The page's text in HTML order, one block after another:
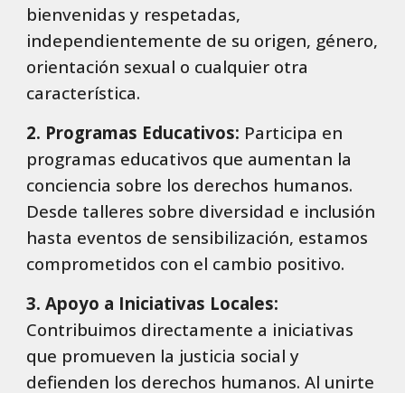
bienvenidas y respetadas,
independientemente de su origen, género,
orientación sexual o cualquier otra
característica.
2. Programas Educativos: Participa en
programas educativos que aumentan la
conciencia sobre los derechos humanos.
Desde talleres sobre diversidad e inclusión
hasta eventos de sensibilización, estamos
comprometidos con el cambio positivo.
3. Apoyo a Iniciativas Locales:
Contribuimos directamente a iniciativas
que promueven la justicia social y
defienden los derechos humanos. Al unirte